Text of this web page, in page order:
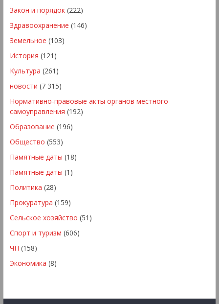
Закон и порядок(222)
Здравоохранение (146)
Земельное (103)
История (121)
Культура (261)
новости (7 315)
Нормативно-правовые акты органов местного
самоуправления (192)
Образование (196)
Общество (553)
Памятные даты (18)
Памятные даты (1)
Политика (28)
Прокуратура (159)
Сельское хозяйство (51)
Спорт и туризм (606)
ЧП (158)
Экономика (8)